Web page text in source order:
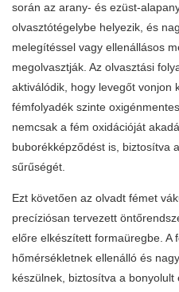
során az arany- és ezüst-
olvasztótégelybe helyezik, és
melegítéssel vagy ellenállásos
megolvasztják. Az olvasztási
aktiválódik, hogy levegőt vonjon
fémfolyadék szinte
nemcsak a fém oxidációját
buborékképződést is, biztosítva
sűrűségét.
Ezt követően az olvadt fémet
precíziósan tervezett
előre elkészített formaüregbe. A
hőmérsékletnek ellenálló és
készülnek, biztosítva a